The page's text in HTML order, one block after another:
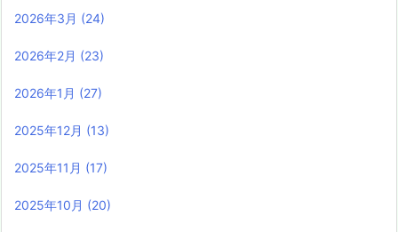
2026年3月 (24)
2026年2月 (23)
2026年1月 (27)
2025年12月 (13)
2025年11月 (17)
2025年10月 (20)